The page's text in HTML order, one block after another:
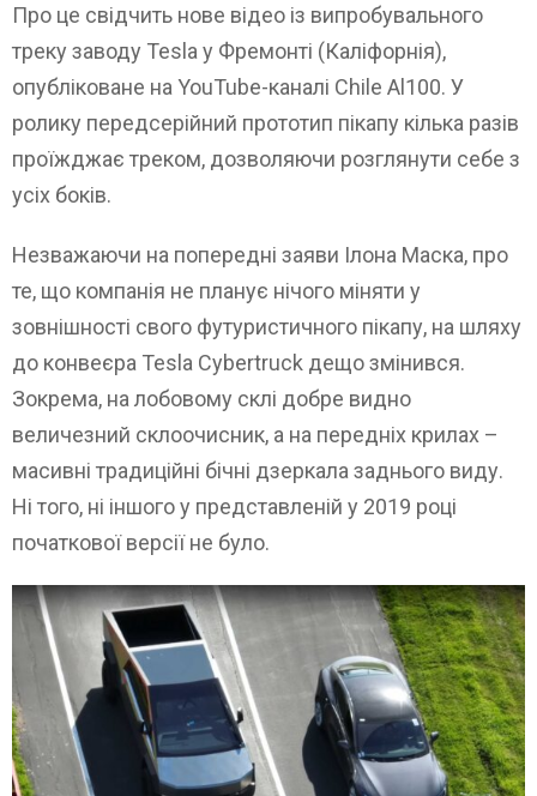
Про це свідчить нове відео із випробувального
треку заводу Tesla у Фремонті (Каліфорнія),
опубліковане на YouTube-каналі Chile Al100. У
ролику передсерійний прототип пікапу кілька разів
проїжджає треком, дозволяючи розглянути себе з
усіх боків.
Незважаючи на попередні заяви Ілона Маска, про
те, що компанія не планує нічого міняти у
зовнішності свого футуристичного пікапу, на шляху
до конвеєра Tesla Cybertruck дещо змінився.
Зокрема, на лобовому склі добре видно
величезний склоочисник, а на передніх крилах –
масивні традиційні бічні дзеркала заднього виду.
Ні того, ні іншого у представленій у 2019 році
початкової версії не було.